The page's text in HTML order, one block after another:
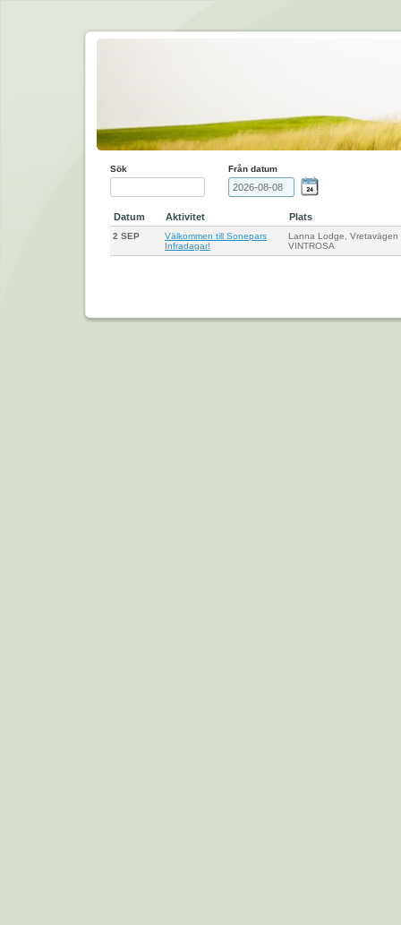
Sök Från datum
Datum Aktivitet Plats
2 SEP
Välkommen till Sonepars
Infradagar!
Lanna Lodge,
VINTROSA